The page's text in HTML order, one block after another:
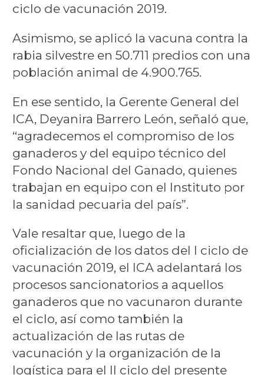
ciclo de vacunación 2019.
Asimismo, se aplicó la vacuna contra la
rabia silvestre en 50.711 predios con una
población animal de 4.900.765.
En ese sentido, la Gerente General del
ICA, Deyanira Barrero León, señaló que,
“agradecemos el compromiso de los
ganaderos y del equipo técnico del
Fondo Nacional del Ganado, quienes
trabajan en equipo con el Instituto por
la sanidad pecuaria del país”.
Vale resaltar que, luego de la
oficialización de los datos del I ciclo de
vacunación 2019, el ICA adelantará los
procesos sancionatorios a aquellos
ganaderos que no vacunaron durante
el ciclo, así como también la
actualización de las rutas de
vacunación y la organización de la
logística para el II ciclo del presente